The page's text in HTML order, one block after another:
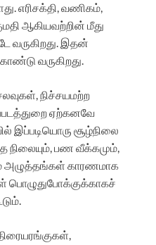
எரிசக்தி, வணிகம்,
ஆகியவற்றின் மீது
வருகிறது. இதன்
வருகிறது.
நிச்சயமற்ற
ஏற்கனவே
இப்படியொரு சூழ்நிலை
நிலையும், பண வீக்கமும்,
அழுத்தங்கள் காரணமாக
பொழுதுபோக்குக்காகச்